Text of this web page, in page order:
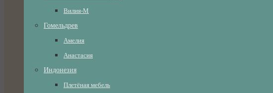
Вилия-М
Гомельдрев
Амелия
Анастасия
Индонезия
Плетёная мебель